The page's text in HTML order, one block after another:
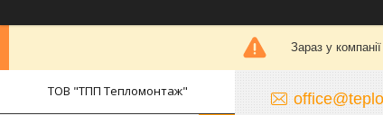
Зараз у
ТОВ "ТПП Тепломонтаж"